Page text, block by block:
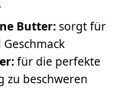
Butter: sorgt für
für die perfekte
zu beschweren